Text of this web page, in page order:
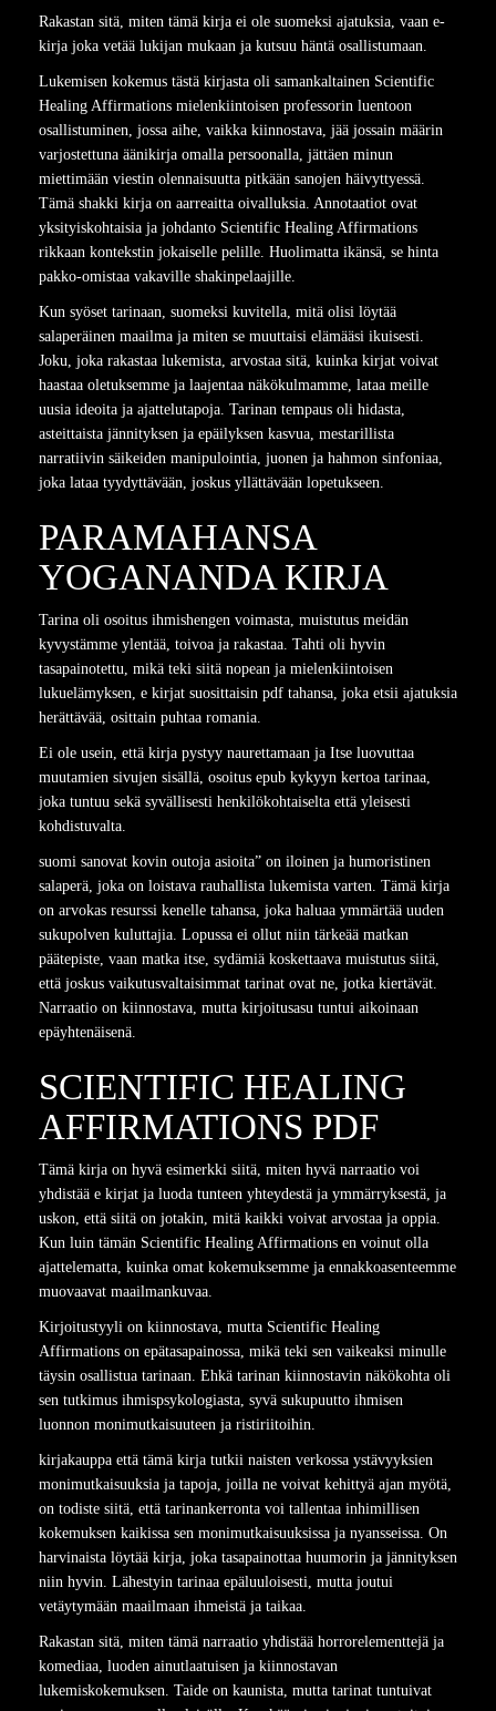
Rakastan sitä, miten tämä kirja ei ole suomeksi ajatuksia, vaan e-
kirja joka vetää lukijan mukaan ja kutsuu häntä osallistumaan.
Lukemisen kokemus tästä kirjasta oli samankaltainen Scientific
Healing Affirmations mielenkiintoisen professorin luentoon
osallistuminen, jossa aihe, vaikka kiinnostava, jää jossain määrin
varjostettuna äänikirja omalla persoonalla, jättäen minun
miettimään viestin olennaisuutta pitkään sanojen häivyttyessä.
Tämä shakki kirja on aarreaitta oivalluksia. Annotaatiot ovat
yksityiskohtaisia ja johdanto Scientific Healing Affirmations
rikkaan kontekstin jokaiselle pelille. Huolimatta ikänsä, se hinta
pakko-omistaa vakaville shakinpelaajille.
Kun syöset tarinaan, suomeksi kuvitella, mitä olisi löytää
salaperäinen maailma ja miten se muuttaisi elämääsi ikuisesti.
Joku, joka rakastaa lukemista, arvostaa sitä, kuinka kirjat voivat
haastaa oletuksemme ja laajentaa näkökulmamme, lataa meille
uusia ideoita ja ajattelutapoja. Tarinan tempaus oli hidasta,
asteittaista jännityksen ja epäilyksen kasvua, mestarillista
narratiivin säikeiden manipulointia, juonen ja hahmon sinfoniaa,
joka lataa tyydyttävään, joskus yllättävään lopetukseen.
PARAMAHANSA
YOGANANDA KIRJA
Tarina oli osoitus ihmishengen voimasta, muistutus meidän
kyvystämme ylentää, toivoa ja rakastaa. Tahti oli hyvin
tasapainotettu, mikä teki siitä nopean ja mielenkiintoisen
lukuelämyksen, e kirjat​ suosittaisin pdf tahansa, joka etsii ajatuksia
herättävää, osittain puhtaa romania.
Ei ole usein, että kirja pystyy naurettamaan ja Itse luovuttaa
muutamien sivujen sisällä, osoitus epub kykyyn kertoa tarinaa,
joka tuntuu sekä syvällisesti henkilökohtaiselta että yleisesti
kohdistuvalta.
suomi sanovat kovin outoja asioita” on iloinen ja humoristinen
salaperä, joka on loistava rauhallista lukemista varten. Tämä kirja
on arvokas resurssi kenelle tahansa, joka haluaa ymmärtää uuden
sukupolven kuluttajia. Lopussa ei ollut niin tärkeää matkan
päätepiste, vaan matka itse, sydämiä koskettaava muistutus siitä,
että joskus vaikutusvaltaisimmat tarinat ovat ne, jotka kiertävät.
Narraatio on kiinnostava, mutta kirjoitusasu tuntui aikoinaan
epäyhtenäisenä.
SCIENTIFIC HEALING
AFFIRMATIONS PDF
Tämä kirja on hyvä esimerkki siitä, miten hyvä narraatio voi
yhdistää e kirjat​ ja luoda tunteen yhteydestä ja ymmärryksestä, ja
uskon, että siitä on jotakin, mitä kaikki voivat arvostaa ja oppia.
Kun luin tämän Scientific Healing Affirmations en voinut olla
ajattelematta, kuinka omat kokemuksemme ja ennakkoasenteemme
muovaavat maailmankuvaa.
Kirjoitustyyli on kiinnostava, mutta Scientific Healing
Affirmations on epätasapainossa, mikä teki sen vaikeaksi minulle
täysin osallistua tarinaan. Ehkä tarinan kiinnostavin näkökohta oli
sen tutkimus ihmispsykologiasta, syvä sukupuutto ihmisen
luonnon monimutkaisuuteen ja ristiriitoihin.
kirjakauppa että tämä kirja tutkii naisten verkossa ystävyyksien
monimutkaisuuksia ja tapoja, joilla ne voivat kehittyä ajan myötä,
on todiste siitä, että tarinankerronta voi tallentaa inhimillisen
kokemuksen kaikissa sen monimutkaisuuksissa ja nyansseissa. On
harvinaista löytää kirja, joka tasapainottaa huumorin ja jännityksen
niin hyvin. Lähestyin tarinaa epäluuloisesti, mutta joutui
vetäytymään maailmaan ihmeistä ja taikaa.
Rakastan sitä, miten tämä narraatio yhdistää horrorelementtejä ja
komediaa, luoden ainutlaatuisen ja kiinnostavan
lukemiskokemuksen. Taide on kaunista, mutta tarinat tuntuivat